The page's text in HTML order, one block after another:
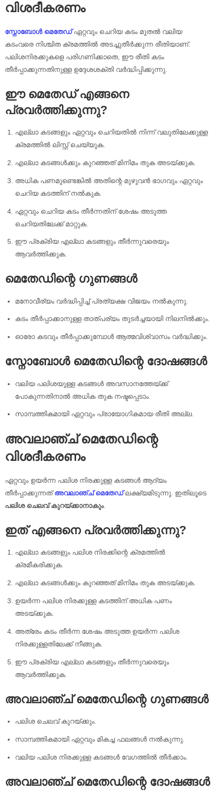
വിശദീകരണം
സ്നോബോൾ മെതേഡ്ഏറ്റവും ചെറിയ കടം മുതൽ വലിയ
കടംവരെ നിശ്ചിത ക്രമത്തിൽ അടച്ചുതീർക്കുന്ന രീതിയാണ്.
പലിശനിരക്കുകളെ പരിഗണിക്കാതെ, ഈ രീതി കടം
തീർപ്പാക്കുന്നതിനുള്ള ഉദ്ദേശശക്തി വർദ്ധിപ്പിക്കുന്നു.
ഈ മെതേഡ് എങ്ങനെ
പ്രവർത്തിക്കുന്നു?
എല്ലാ കടങ്ങളും ഏറ്റവും ചെറിയതിൽ നിന്ന് വലുതിലേക്കുള്ള
ക്രമത്തിൽ ലിസ്റ്റ് ചെയ്യുക.
എല്ലാ കടങ്ങൾക്കും കുറഞ്ഞത് മിനിമം തുക അടയ്ക്കുക.
അധിക പണമുണ്ടെങ്കിൽ അതിന്റെ മുഴുവൻ ഭാഗവും ഏറ്റവും
ചെറിയ കടത്തിന് നൽകുക.
ഏറ്റവും ചെറിയ കടം തീർന്നതിന് ശേഷം അടുത്ത
ചെറിയതിലേക്ക് മാറ്റുക.
ഈ പ്രക്രിയ എല്ലാ കടങ്ങളും തീർന്നുവരെയും
ആവർത്തിക്കുക.
മെതേഡിന്റെ ഗുണങ്ങൾ
മനോവീര്യം വർദ്ധിപ്പിച്ച് പ്രത്യക്ഷ വിജയം നൽകുന്നു.
കടം തീർപ്പാക്കാനുള്ള താത്പര്യം തുടർച്ചയായി നിലനിൽക്കും.
ഓരോ കടവും തീർപ്പാക്കുമ്പോൾ ആത്മവിശ്വാസം വർദ്ധിക്കും.
സ്നോബോൾ മെതേഡിന്റെ ദോഷങ്ങൾ
വലിയ പലിശയുള്ള കടങ്ങൾ അവസാനത്തേയ്ക്ക്
പോകുന്നതിനാൽ അധിക തുക നഷ്ടപ്പെടാം.
സാമ്പത്തികമായി ഏറ്റവും പ്രായോഗികമായ രീതി അല്ല.
അവലാഞ്ച് മെതേഡിന്റെ
വിശദീകരണം
ഏറ്റവും ഉയർന്ന പലിശ നിരക്കുള്ള കടങ്ങൾ ആദ്യം
തീർപ്പാക്കുന്നത്അവലാഞ്ച് മെതേഡ്ലക്ഷ്യമിടുന്നു. ഇതിലൂടെ
പലിശ ചെലവ് കുറയ്ക്കാനാകും.
ഇത് എങ്ങനെ പ്രവർത്തിക്കുന്നു?
എല്ലാ കടങ്ങളും പലിശ നിരക്കിന്റെ ക്രമത്തിൽ
ക്രമീകരിക്കുക.
എല്ലാ കടങ്ങൾക്കും കുറഞ്ഞത് മിനിമം തുക അടയ്ക്കുക.
ഉയർന്ന പലിശ നിരക്കുള്ള കടത്തിന് അധിക പണം
അടയ്ക്കുക.
അത്രേം കടം തീർന്ന ശേഷം അടുത്ത ഉയർന്ന പലിശ
നിരക്കുള്ളതിലേക്ക് നീങ്ങുക.
ഈ പ്രക്രിയ എല്ലാ കടങ്ങളും തീർന്നുവരെയും
ആവർത്തിക്കുക.
അവലാഞ്ച് മെതേഡിന്റെ ഗുണങ്ങൾ
പലിശ ചെലവ് കുറയ്ക്കും.
സാമ്പത്തികമായി ഏറ്റവും മികച്ച ഫലങ്ങൾ നൽകുന്നു.
വലിയ പലിശ നിരക്കുള്ള കടങ്ങൾ വേഗത്തിൽ തീർക്കാം.
അവലാഞ്ച് മെതേഡിന്റെ ദോഷങ്ങൾ